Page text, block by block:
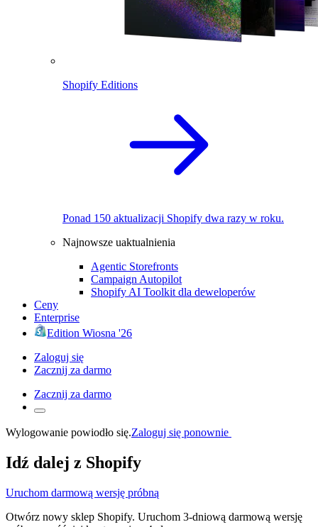
Shopify Editions
Ponad 150 aktualizacji Shopify dwa razy w roku.
Najnowsze uaktualnienia
Agentic Storefronts
Campaign Autopilot
Shopify AI Toolkit dla deweloperów
Ceny
Enterprise
Edition Wiosna '26
Zaloguj się
Zacznij za darmo
Zacznij za darmo
Wylogowanie powiodło się.Zaloguj się ponownie
Idź dalej z Shopify
Uruchom darmową wersję próbną
Otwórz nowy sklep Shopify. Uruchom 3-dniową darmową wersję